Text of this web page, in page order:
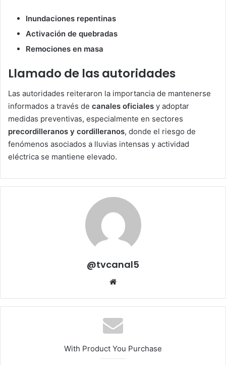
Inundaciones repentinas
Activación de quebradas
Remociones en masa
Llamado de las autoridades
Las autoridades reiteraron la importancia de mantenerse
informados a través de canales oficiales y adoptar
medidas preventivas, especialmente en sectores
precordilleranos y cordilleranos, donde el riesgo de
fenómenos asociados a lluvias intensas y actividad
eléctrica se mantiene elevado.
@tvcanal5
With Product You Purchase